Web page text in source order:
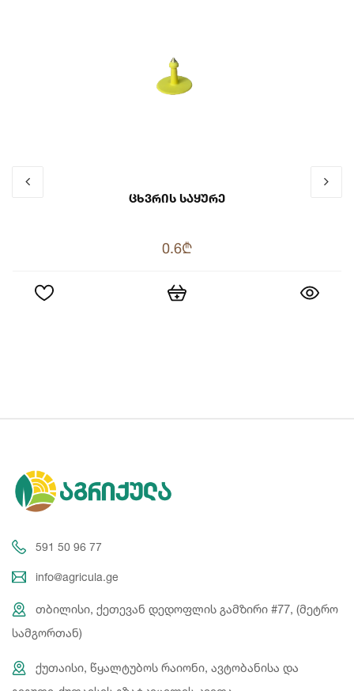
Ცხვრის Საყურე
0.6₾
591 50 96 77
info@agricula.ge
თბილისი, ქეთევან დედოფლის გამზირი #77, (მეტრო
სამგორთან)
ქუთაისი, წყალტუბოს რაიონი, ავტობანისა და